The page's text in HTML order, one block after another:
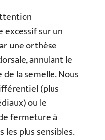
excessif sur un
une orthèse
annulant le
la semelle. Nous
(plus
ou le
fermeture à
les plus sensibles.